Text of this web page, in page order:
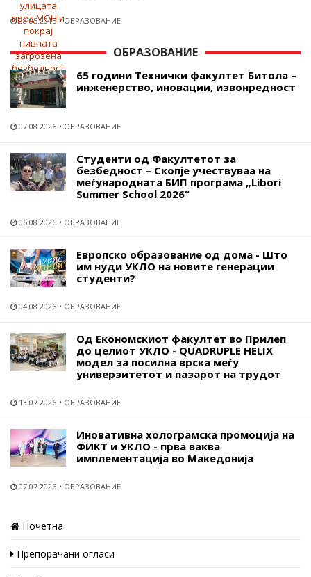
08.05.2015 ОБРАЗОВАНИЕ
ОБРАЗОВАНИЕ
65 години Технички факултет Битола –
инженерство, иновации, извонредност
07.08.2026 ОБРАЗОВАНИЕ
Студенти од Факултетот за
безбедност – Скопје учествуваа на
меѓународната БИП програма „Libori
Summer School 2026“
06.08.2026 ОБРАЗОВАНИЕ
Европско образование од дома - Што
им нуди УКЛО на новите генерации
студенти?
04.08.2026 ОБРАЗОВАНИЕ
Од Економскиот факултет во Прилеп
до целиот УКЛО - QUADRUPLE HELIX
модел за посилна врска меѓу
универзитетот и пазарот на трудот
13.07.2026 ОБРАЗОВАНИЕ
Иновативна холограмска промоција на
ФИКТ и УКЛО - прва ваква
имплементација во Македонија
07.07.2026 ОБРАЗОВАНИЕ
Почетна
Препорачани огласи